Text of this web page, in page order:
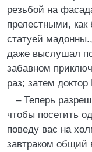
резьбой на
прелестными,
статуей
даже выслушал
забавном
раз; затем доктор
– Теперь
чтобы посетить
поведу вас на
завтраком общий